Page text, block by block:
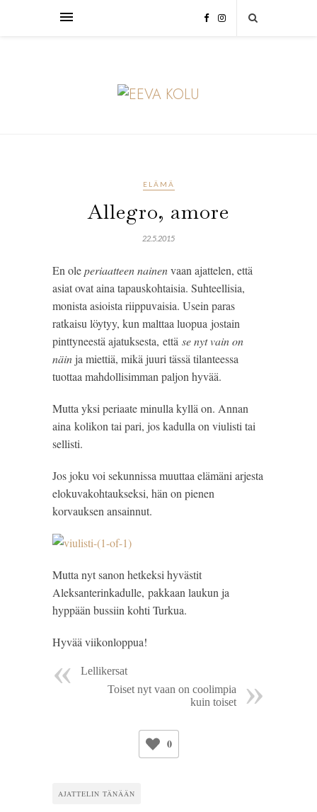
ELÄMÄ
Allegro, amore
22.5.2015
En oleperiaatteen nainenvaan ajattelen, että
asiat ovat aina tapauskohtaisia. Suhteellisia,
monista asioista riippuvaisia. Usein paras
ratkaisu löytyy, kun malttaa luopua jostain
pinttyneestä ajatuksesta, että se nyt vain on
näin ja miettiä, mikä juuri tässä tilanteessa
tuottaa mahdollisimman paljon hyvää.
Mutta yksi periaate minulla kyllä on. Annan
aina kolikon tai pari, jos kadulla on viulisti tai
sellisti.
Jos joku voi sekunnissa muuttaa elämäni arjesta
elokuvakohtaukseksi, hän on pienen
korvauksen ansainnut.
Mutta nyt sanon hetkeksi hyvästit
Aleksanterinkadulle, pakkaan laukun ja
hyppään bussiin kohti Turkua.
Hyvää viikonloppua!
Lellikersat
Toiset nyt vaan on coolimpia
kuin toiset
0
AJATTELIN TÄNÄÄN